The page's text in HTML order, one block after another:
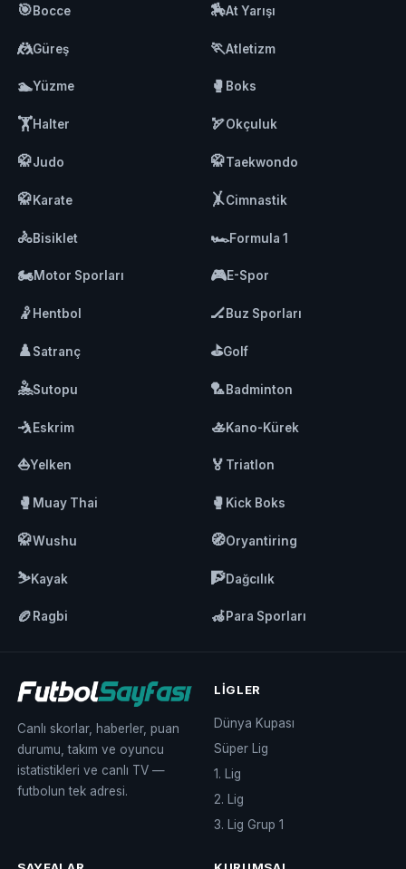
🎯Bocce 🏇At Yarışı
🤼Güreş 🏃Atletizm
🏊Yüzme 🥊 Boks
🏋️Halter 🏹Okçuluk
🥋Judo 🥋Taekwondo
🥋Karate 🤸Cimnastik
🚴Bisiklet 🏎️Formula 1
🏍️Motor Sporları 🎮E-Spor
🤾 Hentbol 🏒Buz Sporları
♟️Satranç ⛳Golf
🤽Sutopu 🏸Badminton
🤺Eskrim 🚣Kano-Kürek
⛵Yelken 🏅 Triatlon
🥊 Muay Thai 🥊 Kick Boks
🥋Wushu 🧭Oryantiring
⛷️Kayak 🧗Dağcılık
🏉 Ragbi 🦽Para Sporları
Canlı skorlar, haberler, puan
durumu, takım ve oyuncu
istatistikleri ve canlı TV —
futbolun tek adresi.
LIGLER
Dünya Kupası
Süper Lig
1. Lig
2. Lig
3. Lig Grup 1